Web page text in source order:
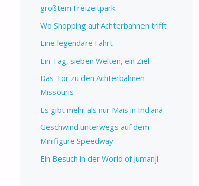
größtem Freizeitpark
Wo Shopping auf Achterbahnen trifft
Eine legendäre Fahrt
Ein Tag, sieben Welten, ein Ziel
Das Tor zu den Achterbahnen
Missouris
Es gibt mehr als nur Mais in Indiana
Geschwind unterwegs auf dem
Minifigure Speedway
Ein Besuch in der World of Jumanji